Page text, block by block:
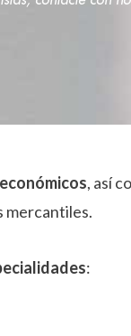
, así
mercantiles.
: